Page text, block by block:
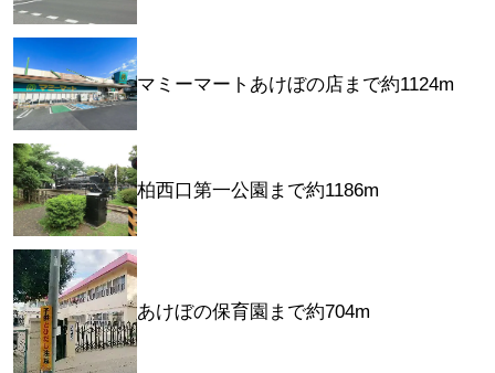
マミーマートあけぼの店まで約1124m
柏西口第一公園まで約1186m
あけぼの保育園まで約704m